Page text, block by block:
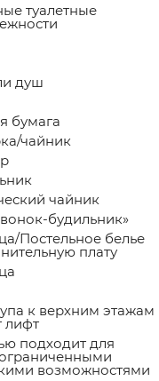
туалетные
душ
бумага
чайник
чайник
будильник»
Постельное белье
плату
к верхним этажам
лифт
подходит для
ограниченными
возможностями